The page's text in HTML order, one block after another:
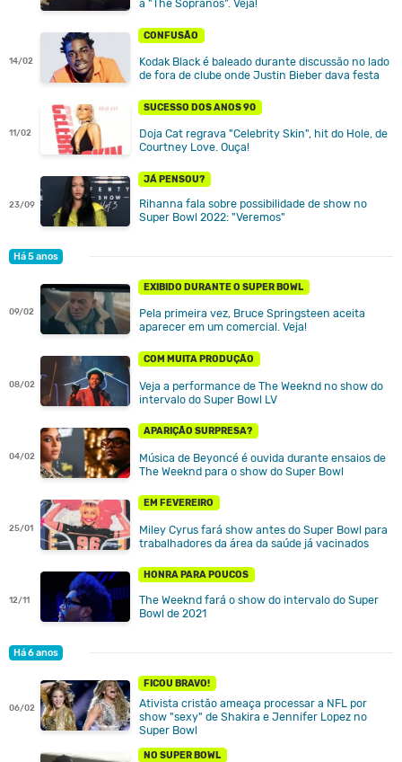
a "The Sopranos". Veja!
14/02
CONFUSÃO
Kodak Black é baleado durante discussão no lado
de fora de clube onde Justin Bieber dava festa
11/02
SUCESSO DOS ANOS 90
Doja Cat regrava "Celebrity Skin", hit do Hole, de
Courtney Love. Ouça!
23/09
JÁ PENSOU?
Rihanna fala sobre possibilidade de show no
Super Bowl 2022: "Veremos"
Há 5 anos
09/02
EXIBIDO DURANTE O SUPER BOWL
Pela primeira vez, Bruce Springsteen aceita
aparecer em um comercial. Veja!
08/02
COM MUITA PRODUÇÃO
Veja a performance de The Weeknd no show do
intervalo do Super Bowl LV
04/02
APARIÇÃO SURPRESA?
Música de Beyoncé é ouvida durante ensaios de
The Weeknd para o show do Super Bowl
25/01
EM FEVEREIRO
Miley Cyrus fará show antes do Super Bowl para
trabalhadores da área da saúde já vacinados
12/11
HONRA PARA POUCOS
The Weeknd fará o show do intervalo do Super
Bowl de 2021
Há 6 anos
06/02
FICOU BRAVO!
Ativista cristão ameaça processar a NFL por
show "sexy" de Shakira e Jennifer Lopez no
Super Bowl
NO SUPER BOWL